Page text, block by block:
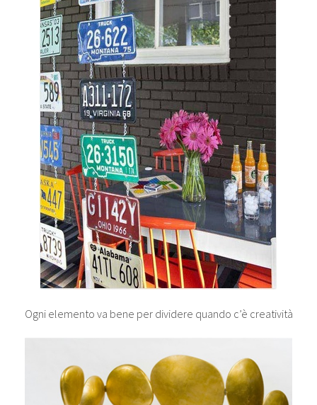
Ogni elemento va bene per dividere quando c’è creatività